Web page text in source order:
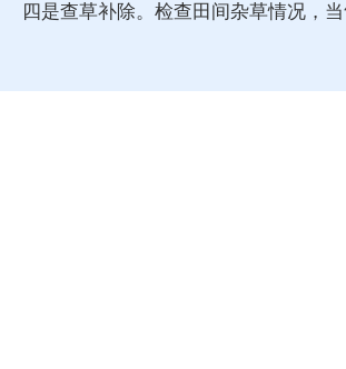
四是查草补除。检查田间杂草情况，